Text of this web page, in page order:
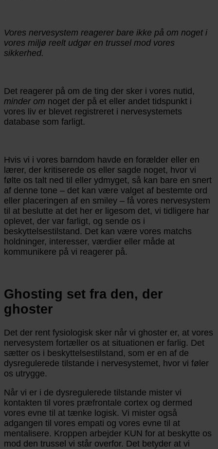
Vores nervesystem reagerer bare ikke på om noget i
vores miljø reelt udgør en trussel mod vores
sikkerhed.
Det reagerer på om de ting der sker i vores nutid,
minder om noget der på et eller andet tidspunkt i
vores liv er blevet registreret i nervesystemets
database som farligt.
Hvis vi i vores barndom havde en forælder eller en
lærer, der kritiserede os eller sagde noget, hvor vi
følte os talt ned til eller ydmyget, så kan bare en snert
af denne tone – det kan være valget af bestemte ord
eller placeringen af en smiley – få vores nervesystem
til at beslutte at det her er ligesom det, vi tidligere har
oplevet, der var farligt, og sende os i
beskyttelsestilstand. Det kan være vores matchs
holdninger, interesser, værdier eller måde at
kommunikere på vi reagerer på.
Ghosting set fra den, der
ghoster
Det der rent fysiologisk sker når vi ghoster er, at vores
nervesystem fortæller os at situationen er farlig. Det
sætter os i beskyttelsestilstand, som er en af de
dysregulerede tilstande i nervesystemet, hvor vi føler
os utrygge.
Når vi er i de dysregulerede tilstande mister vi
kontakten til vores præfrontale cortex og dermed
vores evne til at tænke logisk. Vi mister også
adgangen til vores empati og vores evne til at
mentalisere. Kroppen arbejder KUN for at beskytte os
mod den trussel vi står overfor. Det betyder at vi